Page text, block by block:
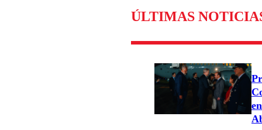
ÚLTIMAS